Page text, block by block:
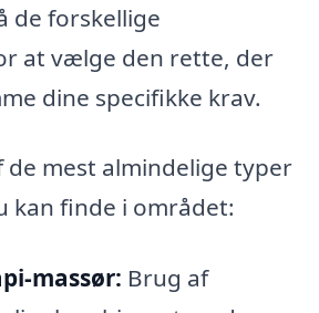
de forskellige
at vælge den rette, der
dine specifikke krav.
de mest almindelige typer
kan finde i området:
massør: Brug af